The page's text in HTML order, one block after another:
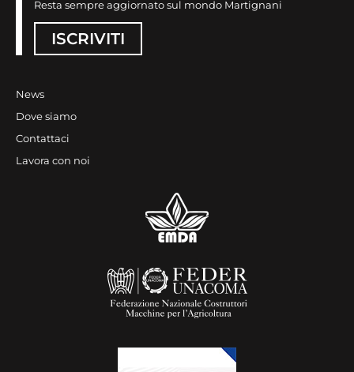
Resta sempre aggiornato sul mondo Martignani
ISCRIVITI
News
Dove siamo
Contattaci
Lavora con noi